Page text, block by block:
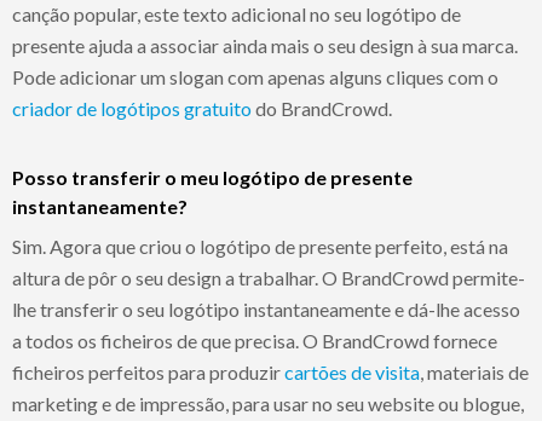
canção popular, este texto adicional no seu logótipo de
presente ajuda a associar ainda mais o seu design à sua marca.
Pode adicionar um slogan com apenas alguns cliques com o
criador de logótipos gratuitodo BrandCrowd.
Posso transferir o meu logótipo de presente
instantaneamente?
Sim. Agora que criou o logótipo de presente perfeito, está na
altura de pôr o seu design a trabalhar. O BrandCrowd permite-
lhe transferir o seu logótipo instantaneamente e dá-lhe acesso
a todos os ficheiros de que precisa. O BrandCrowd fornece
ficheiros perfeitos para produzircartões de visita , materiais de
marketing e de impressão, para usar no seu website ou blogue,